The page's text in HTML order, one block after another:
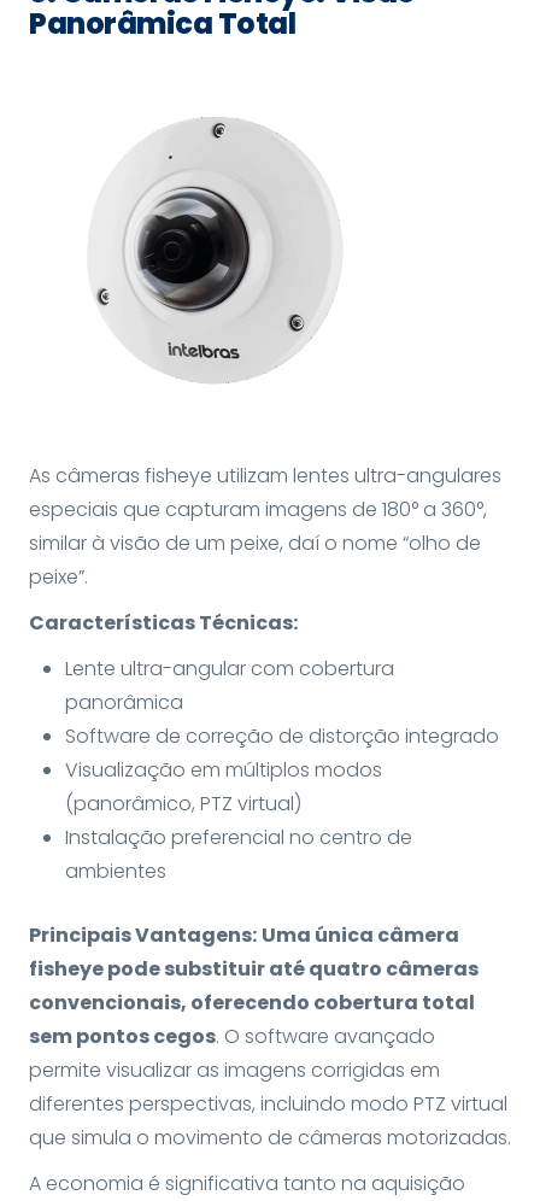
Panorâmica Total
As câmeras fisheye utilizam lentes ultra-angulares
especiais que capturam imagens de 180° a 360°,
similar à visão de um peixe, daí o nome “olho de
peixe”.
Características Técnicas:
Lente ultra-angular com cobertura
panorâmica
Software de correção de distorção integrado
Visualização em múltiplos modos
(panorâmico, PTZ virtual)
Instalação preferencial no centro de
ambientes
Principais Vantagens: Uma única câmera
fisheye pode substituir até quatro câmeras
convencionais, oferecendo cobertura total
sem pontos cegos. O software avançado
permite visualizar as imagens corrigidas em
diferentes perspectivas, incluindo modo PTZ virtual
que simula o movimento de câmeras motorizadas.
A economia é significativa tanto na aquisição